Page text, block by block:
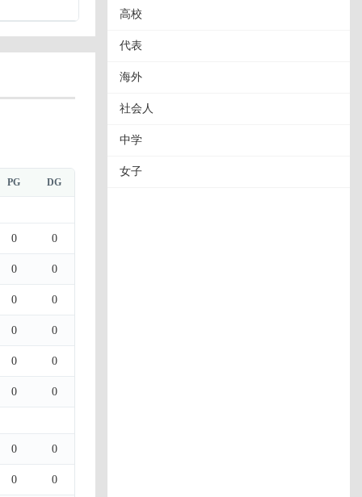
PG DG
0 0
0 0
0 0
0 0
0 0
0 0
0 0
0 0
高校
代表
海外
社会人
中学
女子